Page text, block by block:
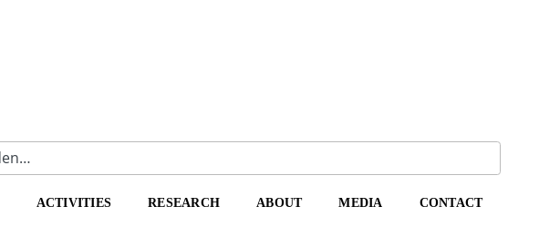
ACTIVITIES RESEARCH ABOUT MEDIA CONTACT